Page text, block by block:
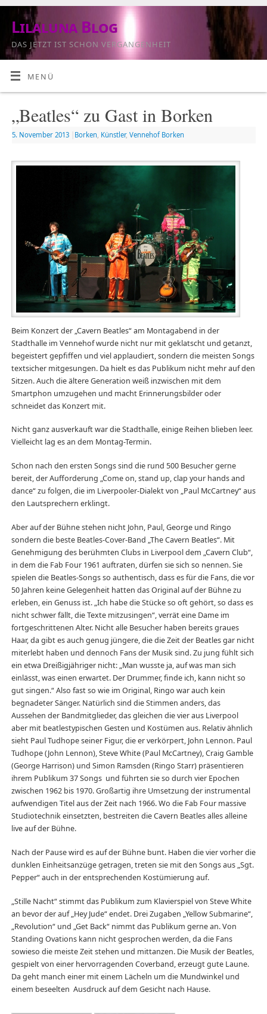
Lilaluna Blog
DAS JETZT IST SCHON VERGANGENHEIT
MENÜ
„Beatles“ zu Gast in Borken
5. November 2013 Borken Künstler, Vennehof Borken
Beim Konzert der „Cavern Beatles“ am Montagabend in der
Stadthalle im Vennehof wurde nicht nur mit geklatscht und getanzt,
begeistert gepfiffen und viel applaudiert, sondern die meisten Songs
textsicher mitgesungen. Da hielt es das Publikum nicht mehr auf den
Sitzen. Auch die ältere Generation weiß inzwischen mit dem
Smartphon umzugehen und macht Erinnerungsbilder oder
schneidet das Konzert mit.
Nicht ganz ausverkauft war die Stadthalle, einige Reihen blieben leer.
Vielleicht lag es an dem Montag-Termin.
Schon nach den ersten Songs sind die rund 500 Besucher gerne
bereit, der Aufforderung „Come on, stand up, clap your hands and
dance“ zu folgen, die im Liverpooler-Dialekt von „Paul McCartney“ aus
den Lautsprechern erklingt.
Aber auf der Bühne stehen nicht John, Paul, George und Ringo
sondern die beste Beatles-Cover-Band „The Cavern Beatles“. Mit
Genehmigung des berühmten Clubs in Liverpool dem „Cavern Club“,
in dem die Fab Four 1961 auftraten, dürfen sie sich so nennen. Sie
spielen die Beatles-Songs so authentisch, dass es für die Fans, die vor
50 Jahren keine Gelegenheit hatten das Original auf der Bühne zu
erleben, ein Genuss ist. „Ich habe die Stücke so oft gehört, so dass es
nicht schwer fällt, die Texte mitzusingen“, verrät eine Dame im
fortgeschrittenen Alter. Nicht alle Besucher haben bereits graues
Haar, da gibt es auch genug jüngere, die die Zeit der Beatles gar nicht
miterlebt haben und dennoch Fans der Musik sind. Zu jung fühlt sich
ein etwa Dreißigjähriger nicht: „Man wusste ja, auf was man sich
einlässt, was einen erwartet. Der Drummer, finde ich, kann nicht so
gut singen.“ Also fast so wie im Original, Ringo war auch kein
begnadeter Sänger. Natürlich sind die Stimmen anders, das
Aussehen der Bandmitglieder, das gleichen die vier aus Liverpool
aber mit beatlestypischen Gesten und Kostümen aus. Relativ ähnlich
sieht Paul Tudhope seiner Figur, die er verkörpert, John Lennon. Paul
Tudhope (John Lennon), Steve White (Paul McCartney), Craig Gamble
(George Harrison) und Simon Ramsden (Ringo Starr) präsentieren
ihrem Publikum 37 Songs und führten sie so durch vier Epochen
zwischen 1962 bis 1970. Großartig ihre Umsetzung der instrumental
aufwendigen Titel aus der Zeit nach 1966. Wo die Fab Four massive
Studiotechnik einsetzten, bestreiten die Cavern Beatles alles alleine
live auf der Bühne.
Nach der Pause wird es auf der Bühne bunt. Haben die vier vorher die
dunklen Einheitsanzüge getragen, treten sie mit den Songs aus „Sgt.
Pepper“ auch in der entsprechenden Kostümierung auf.
„Stille Nacht“ stimmt das Publikum zum Klavierspiel von Steve White
an bevor der auf „Hey Jude“ endet. Drei Zugaben „Yellow Submarine“,
„Revolution“ und „Get Back“ nimmt das Publikum gerne an. Von
Standing Ovations kann nicht gesprochen werden, da die Fans
sowieso die meiste Zeit stehen und mittanzen. Die Musik der Beatles,
gespielt von einer hervorragenden Coverband, erzeugt gute Laune.
Da geht manch einer mit einem Lächeln um die Mundwinkel und
einem beseelten Ausdruck auf dem Gesicht nach Hause.